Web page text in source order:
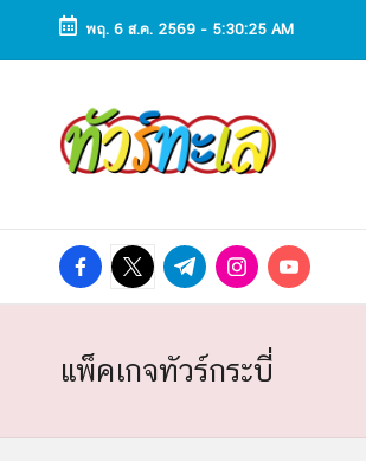
Skip
พฤ. 6 ส.ค. 2569 - 5:30:26 AM
ทั
ว
ท
เ
ล
ทัวร์
ทะเล
ราคา
แพ็ก
เที่ยว
ทะเล
ทั่ว
facebook.com
twitter.com
t.me instagram.com
youtube.com
แพ็คเกจทัวร์กระบี่